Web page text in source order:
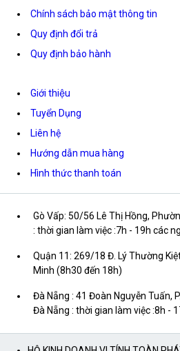
Chính sách bảo mật thông tin
Quy định đổi trả
Quy định bảo hành
Giới thiệu
Tuyển Dụng
Liên hệ
Hướng dẫn mua hàng
Hình thức thanh toán
Gò Vấp: 50/56 Lê Thị Hồng,
: thời gian làm việc :7h - 19h các
Quận 11: 269/18 Đ. Lý Thường
Minh (8h30 đến 18h)
Đà Nẵng : 41 Đoàn Nguyễn Tuấn,
Đà Nẵng : thời gian làm việc :8h -